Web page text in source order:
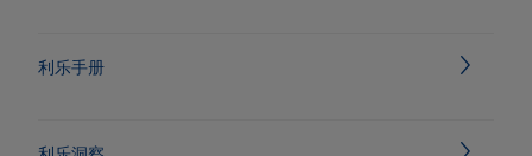
利乐手册